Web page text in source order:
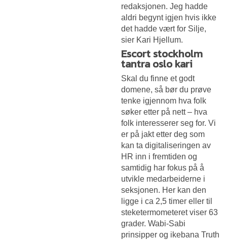
redaksjonen. Jeg hadde
aldri begynt igjen hvis ikke
det hadde vært for Silje,
sier Kari Hjellum.
Escort stockholm
tantra oslo kari
Skal du finne et godt
domene, så bør du prøve
tenke igjennom hva folk
søker etter på nett – hva
folk interesserer seg for. Vi
er på jakt etter deg som
kan ta digitaliseringen av
HR inn i fremtiden og
samtidig har fokus på å
utvikle medarbeiderne i
seksjonen. Her kan den
ligge i ca 2,5 timer eller til
steketermometeret viser 63
grader. Wabi-Sabi
prinsipper og ikebana Truth